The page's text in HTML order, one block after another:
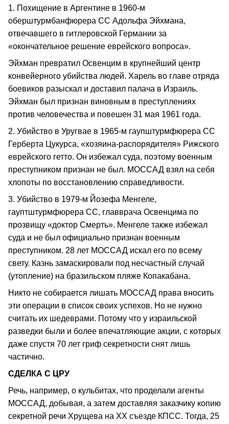
1. Похищение в Аргентине в 1960-м
оберштурмбанфюрера СС Адольфа Эйхмана,
отвечавшего в гитлеровской Германии за
«окончательное решение еврейского вопроса».
Эйхман превратил Освенцим в крупнейший центр
конвейерного убийства людей. Харель во главе отряда
боевиков разыскал и доставил палача в Израиль.
Эйхман был признан виновным в преступлениях
против человечества и повешен 31 мая 1961 года.
2. Убийство в Уругвае в 1965-м гаупштурмфюрера СС
Герберта Цукурса, «хозяина-распорядителя» Рижского
еврейского гетто. Он избежал суда, поэтому военным
преступником признан не был. МОССАД взял на себя
хлопоты по восстановлению справедливости.
3. Убийство в 1979-м Йозефа Менгеле,
гауптштурмфюрера СС, главврача Освенцима по
прозвищу «доктор Смерть». Менгеле также избежал
суда и не был официально признан военным
преступником. 28 лет МОССАД искал его по всему
свету. Казнь замаскировали под несчастный случай
(утопление) на бразильском пляже Копакабана.
Никто не собирается лишать МОССАД права вносить
эти операции в список своих успехов. Но не нужно
считать их шедеврами. Потому что у израильской
разведки были и более впечатляющие акции, с которых
даже спустя 70 лет гриф секретности снят лишь
частично.
СДЕЛКА С ЦРУ
Речь, например, о кульбитах, что проделали агенты
МОССАД, добывая, а затем доставляя заказчику копию
секретной речи Хрущева на ХХ съезде КПСС. Тогда, 25